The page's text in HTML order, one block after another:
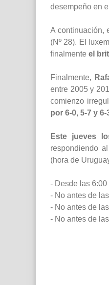
desempeño en
A continuación,
(Nº 28). El
finalmente el
Finalmente,
entre 2005 y
comienzo
por 6-0, 5-7 y
Este jueves
respondiendo
(hora de
- Desde las 6:00
- No antes de
- No antes de
- No antes de